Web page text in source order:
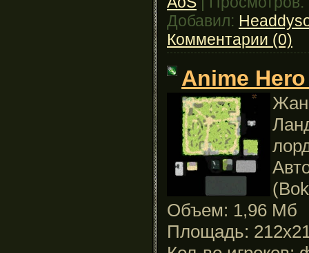
Добавил:
Комментарии (0)
Anime
Объем: 1,96 Мб
Площадь: